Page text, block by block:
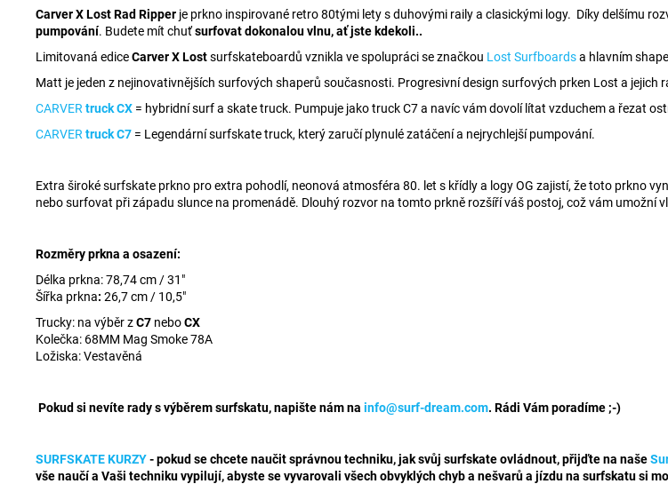
Carver X Lost Rad Ripper je prkno inspirované retro 80tými lety s duhovými raily a clasickými logy. Díky delšímu
pumpování. Budete mít chuťsurfovat dokonalou vlnu, ať jste kdekoli..
Limitovaná ediceCarver X Lostsurfskateboardů vznikla ve spolupráci se značkou Lost Surfboardsa hlavním
Matt je jeden z nejinovativnějších surfových shaperů současnosti. Progresivní design surfových prken Lost a jejich
CARVER truck CX = hybridní surf a skate truck. Pumpuje jako truck C7 a navíc vám dovolí lítat vzduchem a řezat
CARVER truck C7 = Legendární surfskate truck, který zaručí plynulé zatáčení a nejrychlejší pumpování.
Extra široké surfskate prkno pro extra pohodlí, neonová atmosféra 80. let s křídly a logy OG zajistí, že toto prkno
nebo surfovat při západu slunce na promenádě. Dlouhý rozvor na tomto prkně rozšíří váš postoj, což vám umožní
Rozměry prkna a osazení:
Délka prkna: 78,74 cm / 31"
Šířka prkna: 26,7 cm / 10,5"
Trucky: na výběr zC7 neboCX
Kolečka: 68MM Mag Smoke 78A
Ložiska: Vestavěná
Pokud si nevíte rady s výběrem surfskatu, napište nám na info@surf-dream.com. Rádi Vám poradíme ;-)
SURFSKATE KURZY- pokud se chcete naučit správnou techniku, jak svůj surfskate ovládnout, přijďte na naše
vše naučí a Vaši techniku vypilují, abyste se vyvarovali všech obvyklých chyb a nešvarů a jízdu na surfskatu si